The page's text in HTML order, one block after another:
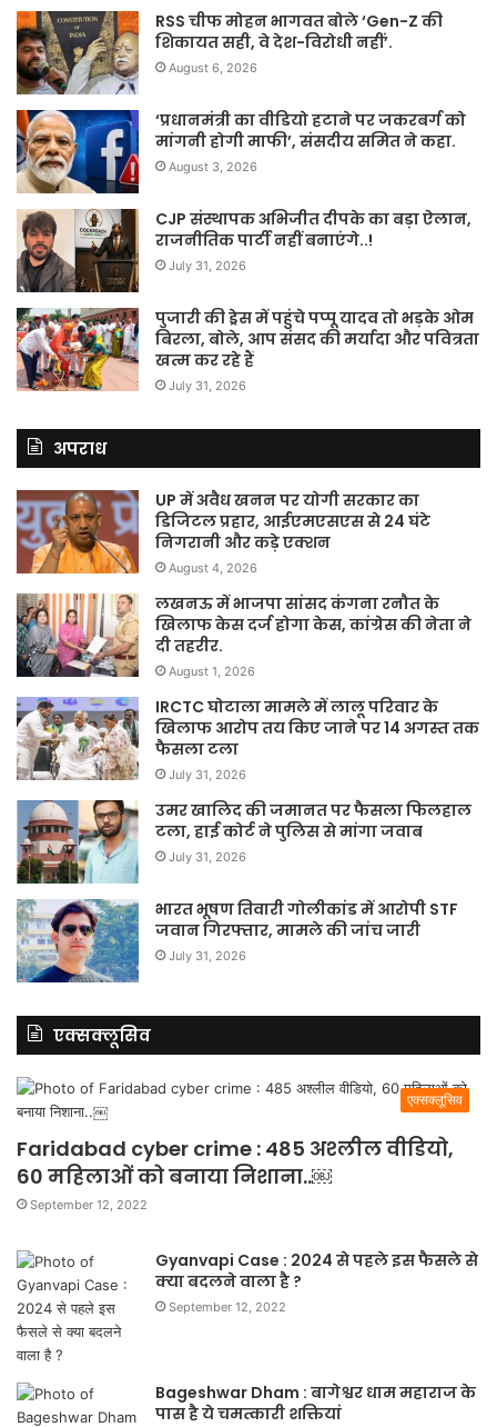
RSS चीफ मोहन भागवत बोले ‘Gen-Z की
शिकायत सही, वे देश-विरोधी नहीं’.
August 6, 2026
‘प्रधानमंत्री का वीडियो हटाने पर जकरबर्ग को
मांगनी होगी माफी’, संसदीय समित ने कहा.
August 3, 2026
CJP संस्थापक अभिजीत दीपके का बड़ा ऐलान,
राजनीतिक पार्टी नहीं बनाएंगे..!
July 31, 2026
पुजारी की ड्रेस में पहुंचे पप्पू यादव तो भड़के ओम
बिरला, बोले, आप संसद की मर्यादा और पवित्रता
खत्म कर रहे हैं
July 31, 2026
अपराध
UP में अवैध खनन पर योगी सरकार का
डिजिटल प्रहार, आईएमएसएस से 24 घंटे
निगरानी और कड़े एक्शन
August 4, 2026
लखनऊ में भाजपा सांसद कंगना रनौत के
खिलाफ केस दर्ज होगा केस, कांग्रेस की नेता ने
दी तहरीर.
August 1, 2026
IRCTC घोटाला मामले में लालू परिवार के
खिलाफ आरोप तय किए जाने पर 14 अगस्त तक
फैसला टला
July 31, 2026
उमर खालिद की जमानत पर फैसला फिलहाल
टला, हाई कोर्ट ने पुलिस से मांगा जवाब
July 31, 2026
भारत भूषण तिवारी गोलीकांड में आरोपी STF
जवान गिरफ्तार, मामले की जांच जारी
July 31, 2026
एक्सक्लूसिव
एक्सक्लूसिव
Faridabad cyber crime : 485 अश्लील वीडियो,
60 महिलाओं को बनाया निशाना..￼
September 12, 2022
Gyanvapi Case : 2024 से पहले इस फैसले से
क्या बदलने वाला है ?
September 12, 2022
Bageshwar Dham : बागेश्वर धाम महाराज के
पास है ये चमत्कारी शक्तियां